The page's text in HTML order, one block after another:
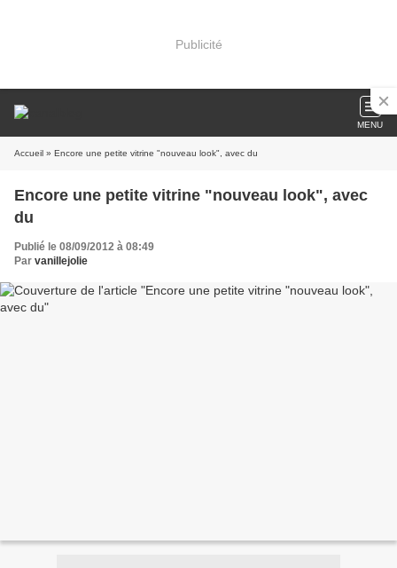
Publicité
MENU
Accueil » Encore une petite vitrine "nouveau look", avec du
Encore une petite vitrine "nouveau look", avec
du
Publié le 08/09/2012 à 08:49
Par vanillejolie